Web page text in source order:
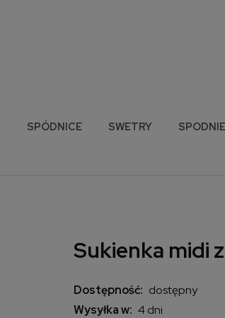
SPÓDNICE SWETRY SPODNIE
Sukienka midi
Dostępność: dostępny
Wysyłka w: 4 dni